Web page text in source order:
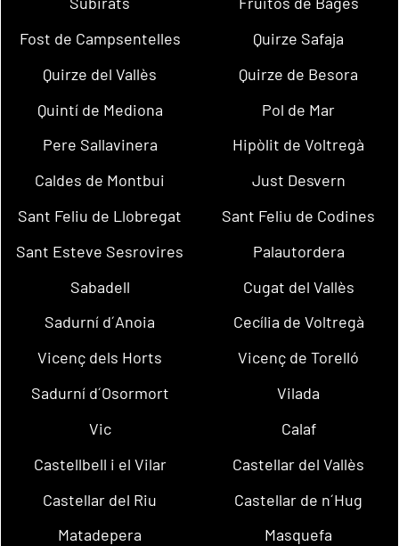
Fost de Campsentelles
Quirze Safaja
Quirze del Vallès
Quirze de Besora
Quintí de Mediona
Pol de Mar
Pere Sallavinera
Hipòlit de Voltregà
Caldes de Montbui
Just Desvern
Sant Feliu de Llobregat
Sant Feliu de Codines
Sant Esteve Sesrovires
Palautordera
Sabadell
Cugat del Vallès
Sadurní d´Anoia
Cecília de Voltregà
Vicenç dels Horts
Vicenç de Torelló
Sadurní d´Osormort
Vilada
Vic
Calaf
Castellbell i el Vilar
Castellar del Vallès
Castellar del Riu
Castellar de n´Hug
Matadepera
Masquefa